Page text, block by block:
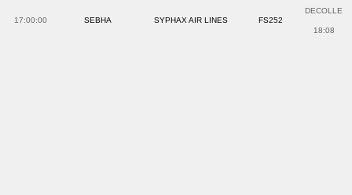
17:00:00 SEBHA SYPHAX AIR LINES FS252
DECOLLE
18:08